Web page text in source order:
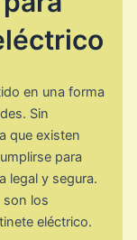
en una forma
Sin
que existen
para
legal y segura.
son los
eléctrico.